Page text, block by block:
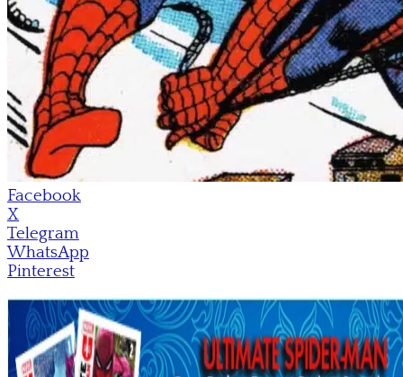
Facebook
X
Telegram
WhatsApp
Pinterest